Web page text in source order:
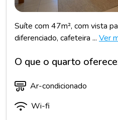
Suíte com 47m², com vista
diferenciado, cafeteira ... Ver
O que o quarto
Ar-condicionado
Wi-fi